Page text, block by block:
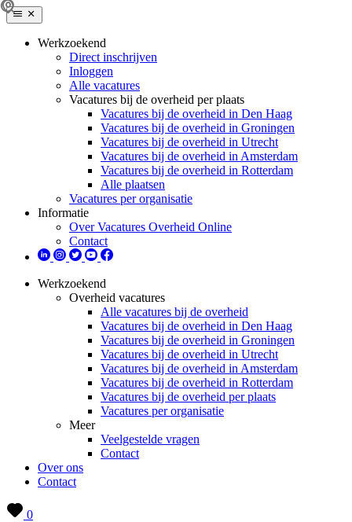
Werkzoekend
Direct inschrijven
Inloggen
Alle vacatures
Vacatures bij de overheid per plaats
Vacatures bij de overheid in Den Haag
Vacatures bij de overheid in Groningen
Vacatures bij de overheid in Utrecht
Vacatures bij de overheid in Amsterdam
Vacatures bij de overheid in Rotterdam
Alle plaatsen
Vacatures per organisatie
Informatie
Over Vacatures Overheid Online
Contact
Werkzoekend
Overheid vacatures
Alle vacatures bij de overheid
Vacatures bij de overheid in Den Haag
Vacatures bij de overheid in Groningen
Vacatures bij de overheid in Utrecht
Vacatures bij de overheid in Amsterdam
Vacatures bij de overheid in Rotterdam
Vacatures bij de overheid per plaats
Vacatures per organisatie
Meer
Veelgestelde vragen
Contact
Over ons
Contact
0